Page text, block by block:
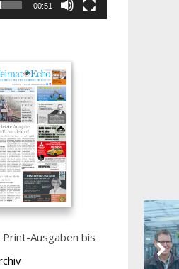
00:51
Ausgaben bis